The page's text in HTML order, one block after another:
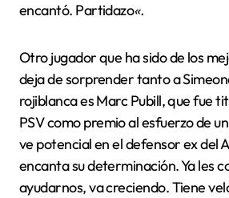
encantó. Partidazo«.
Otro jugador que ha sido de los
deja de sorprender tanto a
rojiblanca es Marc Pubill, que fue
PSV como premio al esfuerzo de
ve potencial en el defensor ex del
encanta su determinación. Ya les
ayudarnos, va creciendo. Tiene